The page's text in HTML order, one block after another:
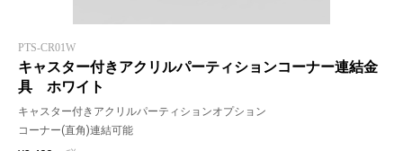
PTS-CR01W
キャスター付きアクリルパーティションコーナー連結金
具 ホワイト
キャスター付きアクリルパーティションオプション
コーナー(直角)連結可能